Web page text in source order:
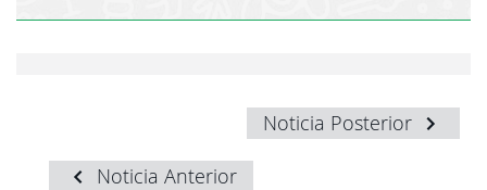
Noticia Posterior
Noticia Anterior